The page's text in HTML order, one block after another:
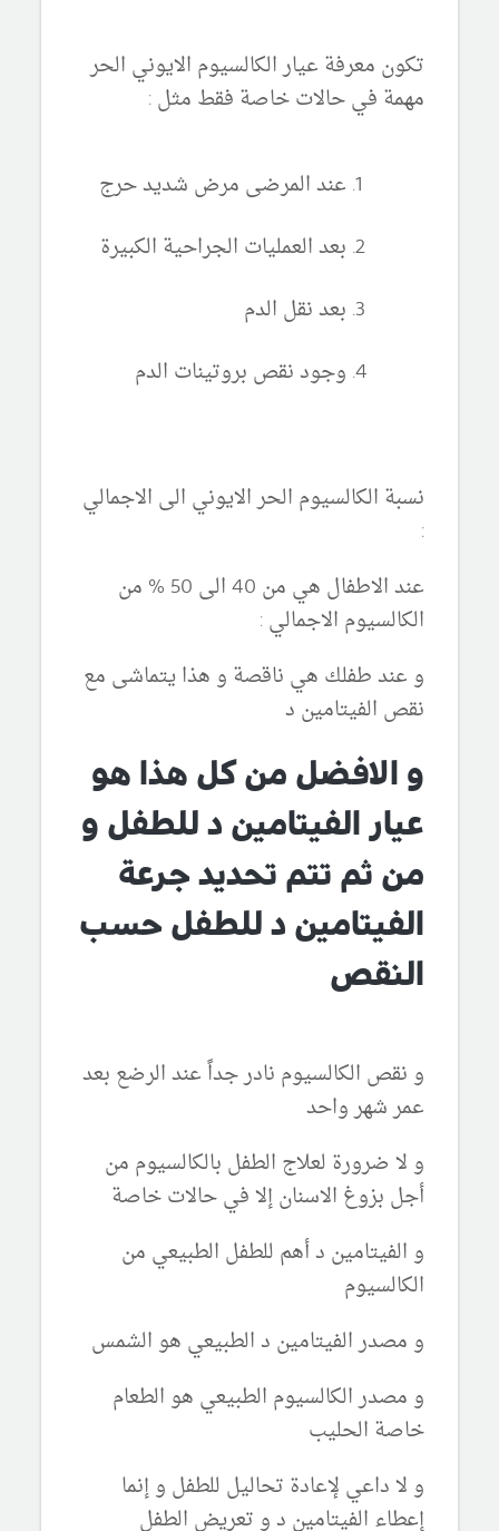
تكون معرفة عيار الكالسيوم الايوني الحر
مهمة في حالات خاصة فقط مثل :
عند المرضى مرض شديد حرج
بعد العمليات الجراحية الكبيرة
بعد نقل الدم
وجود نقص بروتينات الدم
نسبة الكالسيوم الحر الايوني الى الاجمالي
:
عند الاطفال هي من 40 الى 50 % من
الكالسيوم الاجمالي :
و عند طفلك هي ناقصة و هذا يتماشى مع
نقص الفيتامين د
و الافضل من كل هذا هو
عيار الفيتامين د للطفل و
من ثم تتم تحديد جرعة
الفيتامين د للطفل حسب
النقص
و نقص الكالسيوم نادر جداً عند الرضع بعد
عمر شهر واحد
و لا ضرورة لعلاج الطفل بالكالسيوم من
أجل بزوغ الاسنان إلا في حالات خاصة
و الفيتامين د أهم للطفل الطبيعي من
الكالسيوم
و مصدر الفيتامين د الطبيعي هو الشمس
و مصدر الكالسيوم الطبيعي هو الطعام
خاصة الحليب
و لا داعي لإعادة تحاليل للطفل و إنما
إعطاء الفيتامين د و تعريض الطفل